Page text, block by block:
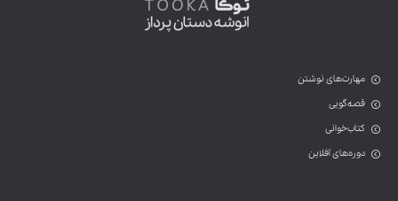
مهارت‌های نوشتن
قصه‌گویی
کتاب‌خوانی
دوره‌های آفلاین